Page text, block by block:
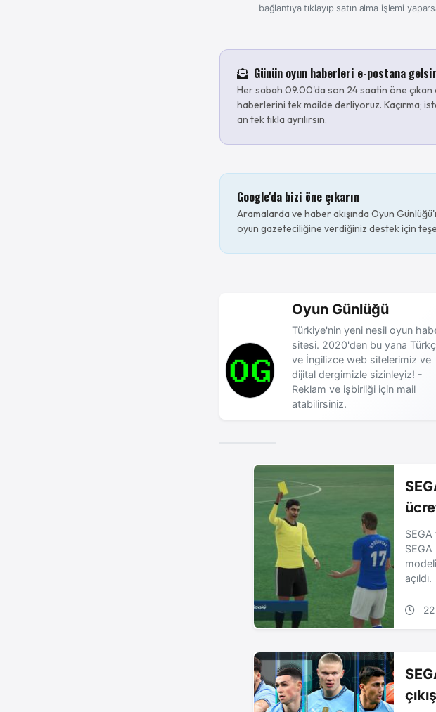
bağlantıya tıklayıp satın alma işlemi
Günün oyun haberleri e-postana
Her sabah 09.00'da son 24 saatin öne çıkan
haberlerini tek mailde derliyoruz. Kaçırma;
an tek tıkla ayrılırsın.
Google'da bizi öne çıkarın
Aramalarda ve haber akışında Oyun
oyun gazeteciliğine verdiğiniz destek için
Oyun Günlüğü
Türkiye'nin yeni nesil oyun
sitesi. 2020'den bu yana
ve İngilizce web sitelerimiz ve
dijital dergimizle sizinleyiz! -
Reklam ve işbirliği için mail
atabilirsiniz.
açıldı.